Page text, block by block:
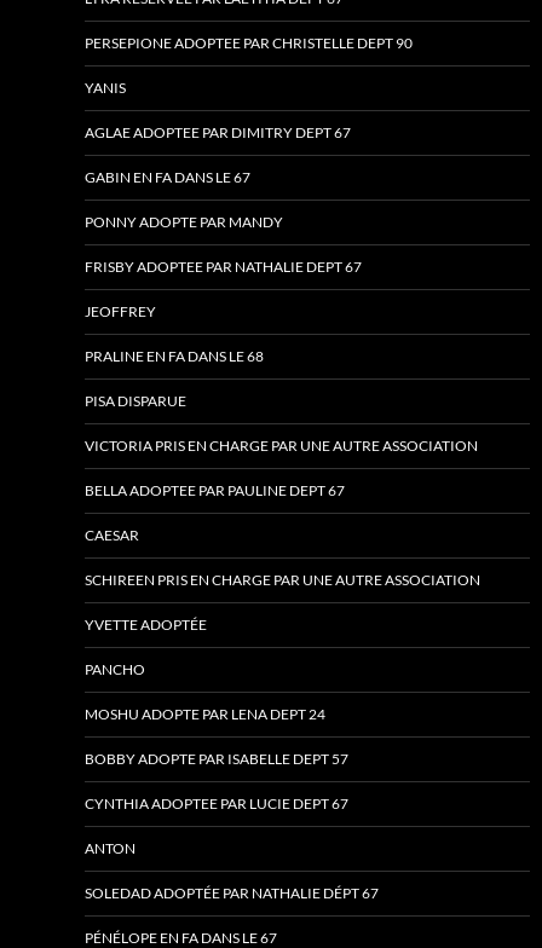
PERSEPIONE ADOPTEE PAR CHRISTELLE DEPT 90
YANIS
AGLAE ADOPTEE PAR DIMITRY DEPT 67
GABIN EN FA DANS LE 67
PONNY ADOPTE PAR MANDY
FRISBY ADOPTEE PAR NATHALIE DEPT 67
JEOFFREY
PRALINE EN FA DANS LE 68
PISA DISPARUE
VICTORIA PRIS EN CHARGE PAR UNE AUTRE ASSOCIATION
BELLA ADOPTEE PAR PAULINE DEPT 67
CAESAR
SCHIREEN PRIS EN CHARGE PAR UNE AUTRE ASSOCIATION
YVETTE ADOPTÉE
PANCHO
MOSHU ADOPTE PAR LENA DEPT 24
BOBBY ADOPTE PAR ISABELLE DEPT 57
CYNTHIA ADOPTEE PAR LUCIE DEPT 67
ANTON
SOLEDAD ADOPTÉE PAR NATHALIE DÉPT 67
PÉNÉLOPE EN FA DANS LE 67